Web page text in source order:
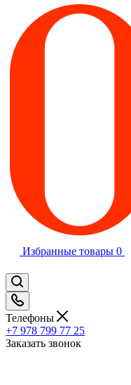
Избранные товары 0
Телефоны
+7 978 799 77 25
Заказать звонок